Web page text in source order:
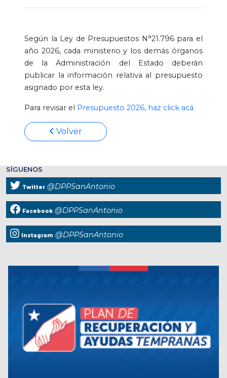
Según la Ley de Presupuestos N°21.796 para el
año 2026, cada ministerio y los demás órganos
de la Administración del Estado deberán
publicar la información relativa al presupuesto
asignado por esta ley.
Para revisar el Presupuesto 2026, haz click acá
Volver
SÍGUENOS
Twitter @DPPSanAntonio
Facebook @DPPSanAntonio
Instagram @DPPSanAntonio